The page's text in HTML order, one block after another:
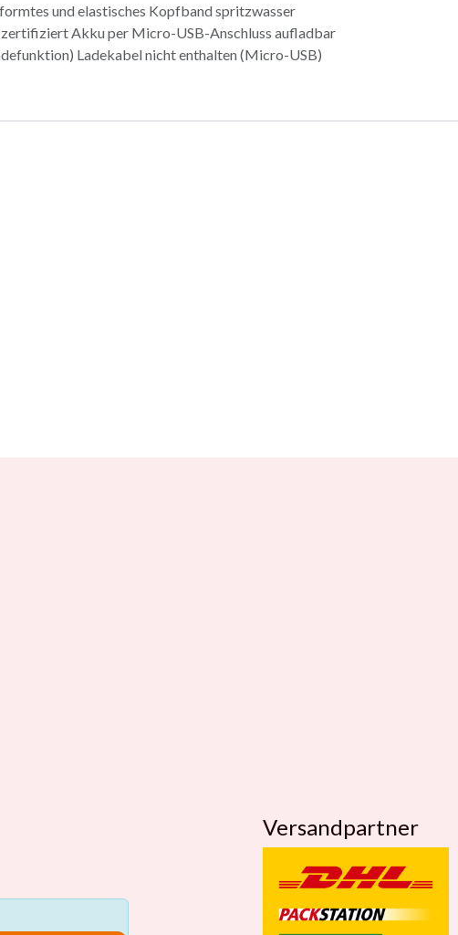
und elastisches Kopfband spritzwasser
Akku per Micro-USB-Anschluss aufladbar
Ladekabel nicht enthalten (Micro-USB)
Versandpartner